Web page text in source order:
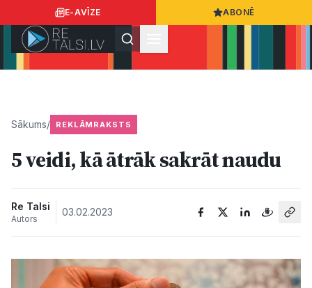
E-AVĪZE ABONĒ
Ziņas
Sabiedrība
Sākums/ REKLĀMRAKSTS
5 veidi, kā ātrāk sakrāt naudu
Re Talsi
Autors
03.02.2023